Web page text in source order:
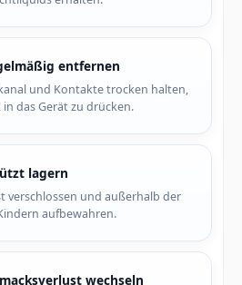
entfernen
und Kontakte trocken halten,
das Gerät zu drücken.
lagern
verschlossen und außerhalb der
aufbewahren.
wechseln